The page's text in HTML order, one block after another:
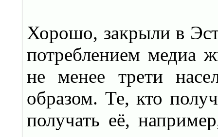
Хорошо, закрыли в
потреблением медиа
не менее трети
образом. Те, кто
получать её,